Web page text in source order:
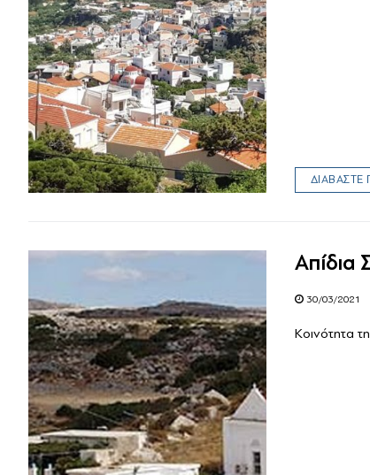
ΔΙΑΒΑΣΤΕ
Απίδια
30/03/2021
Κοινότητα